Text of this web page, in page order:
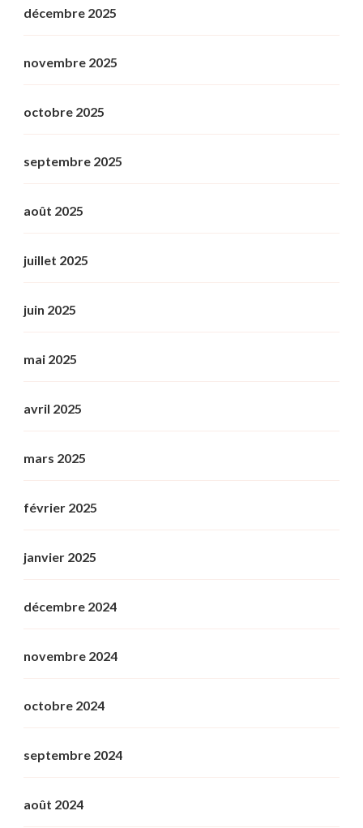
décembre 2025
novembre 2025
octobre 2025
septembre 2025
août 2025
juillet 2025
juin 2025
mai 2025
avril 2025
mars 2025
février 2025
janvier 2025
décembre 2024
novembre 2024
octobre 2024
septembre 2024
août 2024